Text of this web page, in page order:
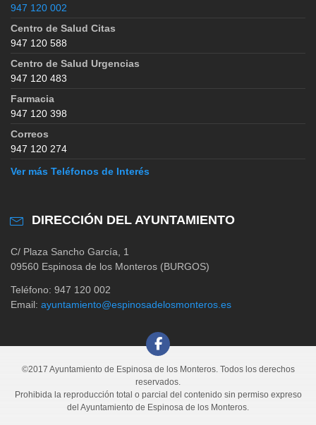
947 120 002
Centro de Salud Citas
947 120 588
Centro de Salud Urgencias
947 120 483
Farmacia
947 120 398
Correos
947 120 274
Ver más Teléfonos de Interés
DIRECCIÓN DEL AYUNTAMIENTO
C/ Plaza Sancho García, 1
09560 Espinosa de los Monteros (BURGOS)
Teléfono: 947 120 002
Email: ayuntamiento@espinosadelosmonteros.es
©2017 Ayuntamiento de Espinosa de los Monteros. Todos los derechos
reservados.
Prohibida la reproducción total o parcial del contenido sin permiso expreso
del Ayuntamiento de Espinosa de los Monteros.